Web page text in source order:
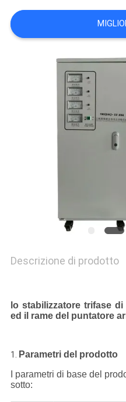
PREVENTIVO
Descrizione di prodotto
lo stabilizzatore trifase
ed il rame del puntatore
1. Parametri del prodotto
I parametri di base del
sotto: